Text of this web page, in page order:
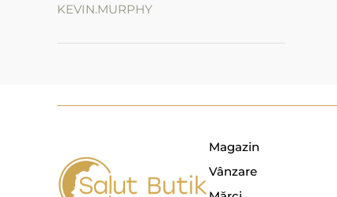
KEVIN.MURPHY
Magazin
Vânzare